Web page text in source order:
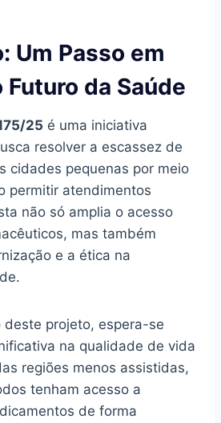
Um Passo em
Futuro da Saúde
25 é uma iniciativa
resolver a escassez de
cidades pequenas por meio
permitir atendimentos
não só amplia o acesso
mas também
e a ética na
deste projeto, espera-se
na qualidade de vida
regiões menos assistidas,
tenham acesso a
de forma